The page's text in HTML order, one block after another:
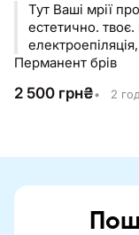
Тут Ваші мрії
естетично. твоє. манікюр, мікронідлінг, лазер, PM, вії,
методики
Перманент брів
2 500 грн₴• 2